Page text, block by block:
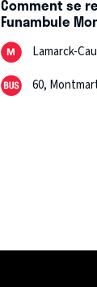
Comment se
Funambule
Lamarck-
60,